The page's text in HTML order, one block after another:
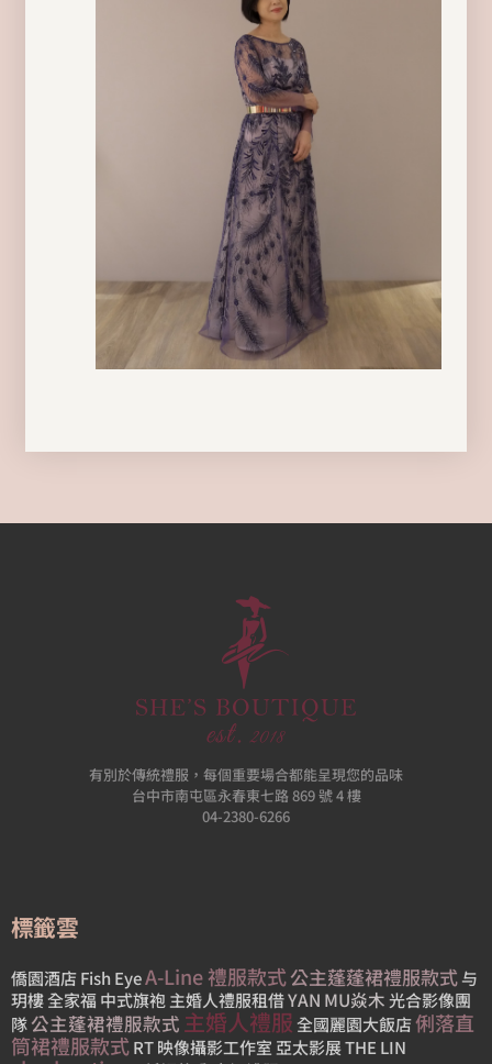
有別於傳統禮服，每個重要場合都能呈現您的品味
台中市南屯區永春東七路 869 號 4 樓
04-2380-6266
標籤雲
僑園酒店Fish EyeA-Line 禮服款式公主蓬蓬裙禮服款式与
玥樓全家福中式旗袍主婚人禮服租借YAN MU焱木光合影像團
隊公主蓬裙禮服款式 主婚人禮服 全國麗園大飯店俐落直
筒裙禮服款式RT 映像攝影工作室 亞太影展THE LIN